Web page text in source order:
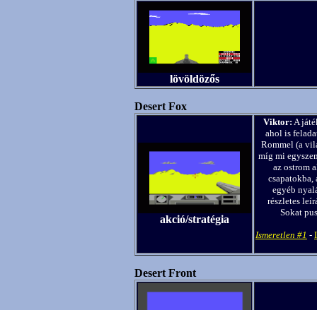
lövöldözős
Desert Fox
akció/stratégia
Viktor: A
ahol is
Rommel (a
míg mi
az ostrom
csapatokba,
egyéb
részletes
Sokat
Ismeretlen #1 -
Desert Front